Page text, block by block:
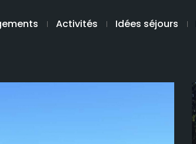
Activités Idées séjours